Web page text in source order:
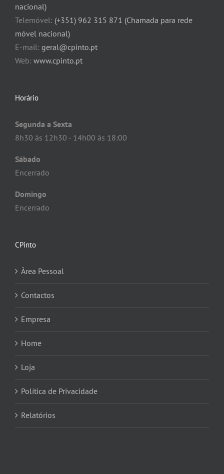
nacional)
Telemóvel: (+351) 962 315 871 (Chamada para rede
móvel nacional)
E-mail: geral@cpinto.pt
Web: www.cpinto.pt
Horário
Segunda a Sexta
8h30 às 12h30 - 14h00 às 18:00
Sábado
Encerrado
Domingo
Encerrado
CPinto
Àrea Pessoal
Contactos
Empresa
Home
Loja
Política de Privacidade
Relatórios